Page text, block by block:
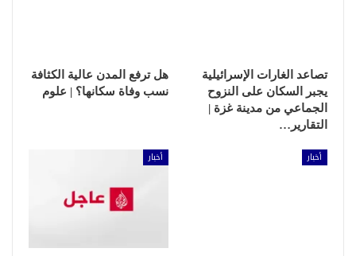
تصاعد الغارات الإسرائيلية
يجبر السكان على النزوح
الجماعي من مدينة غزة |
التقارير…
هل ترفع المدن عالية الكثافة
نسب وفاة سكانها؟ | علوم
أخبار أخبار